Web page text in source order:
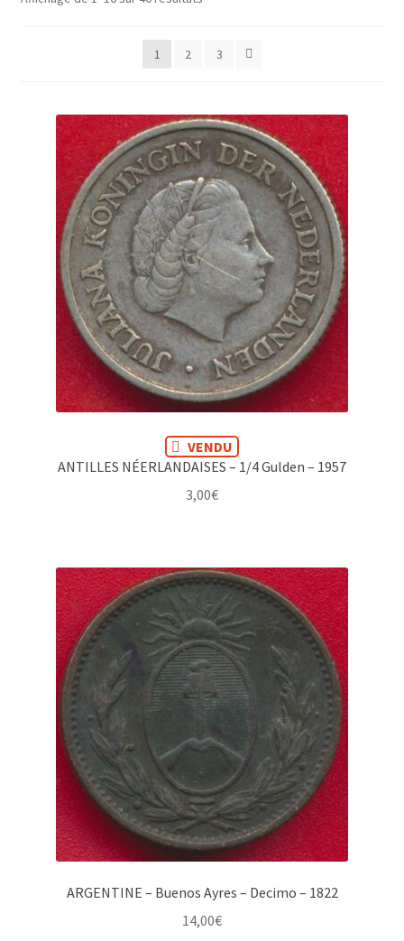
1 2 3
VENDU
ANTILLES NÉERLANDAISES – 1/4 Gulden – 1957
3,00€
ARGENTINE – Buenos Ayres – Decimo – 1822
14,00€